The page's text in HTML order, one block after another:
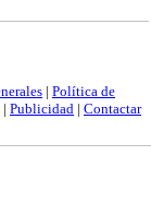
| Política de
| Publicidad | Contactar